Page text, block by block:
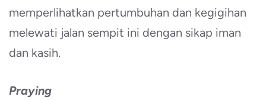
memperlihatkan pertumbuhan dan kegigihan
melewati jalan sempit ini dengan sikap iman
dan kasih.
Praying